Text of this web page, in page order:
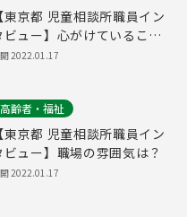
【東京都 児童相談所職員イン
ビュー】心がけていること
？2022.01.17
高齢者・福祉
【東京都 児童相談所職員イン
ビュー】職場の雰囲気は？
2022.01.17